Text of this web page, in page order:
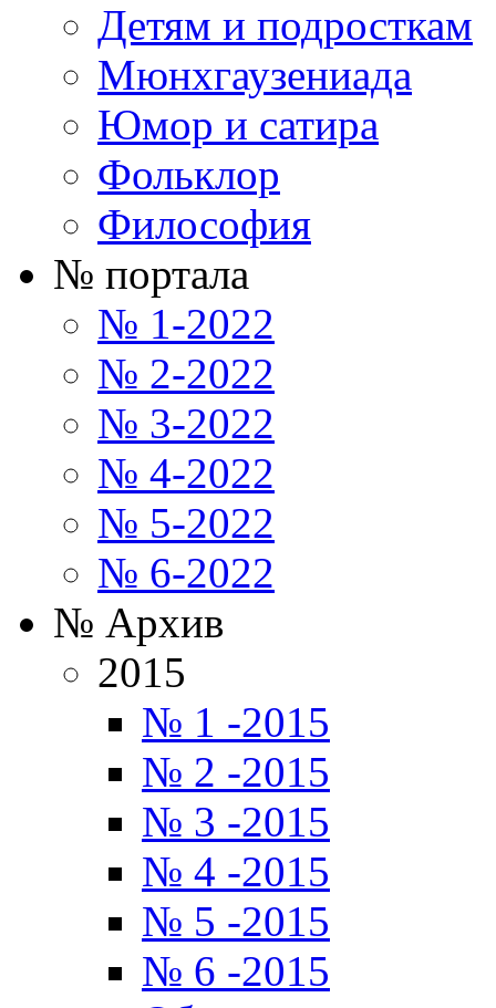
Детям и подросткам
Мюнхгаузениада
Юмор и сатира
Фольклор
Философия
№ портала
№ 1-2022
№ 2-2022
№ 3-2022
№ 4-2022
№ 5-2022
№ 6-2022
№ Архив
2015
№ 1 -2015
№ 2 -2015
№ 3 -2015
№ 4 -2015
№ 5 -2015
№ 6 -2015